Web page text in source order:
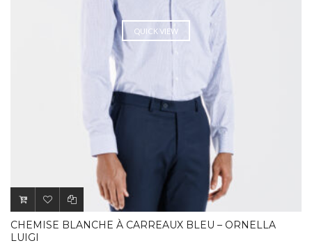
QUICK VIEW
CHEMISE BLANCHE À CARREAUX BLEU – ORNELLA
LUIGI